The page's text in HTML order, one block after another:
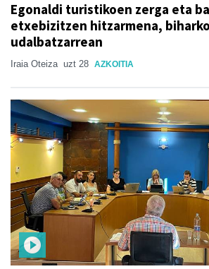
Egonaldi turistikoen zerga eta
etxebizitzen hitzarmena, biharko
udalbatzarrean
Iraia Oteiza uzt 28 AZKOITIA